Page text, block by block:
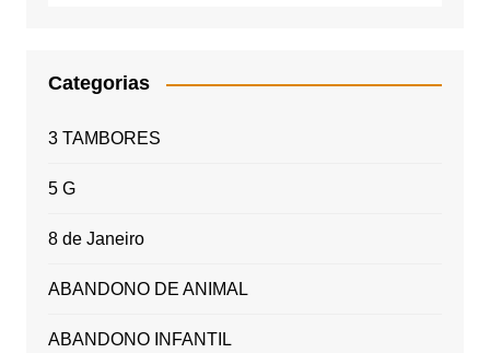
Categorias
3 TAMBORES
5 G
8 de Janeiro
ABANDONO DE ANIMAL
ABANDONO INFANTIL